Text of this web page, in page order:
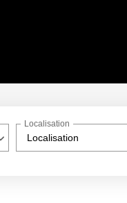
Localisation
Localisation